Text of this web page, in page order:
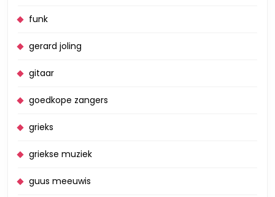
funk
gerard joling
gitaar
goedkope zangers
grieks
griekse muziek
guus meeuwis